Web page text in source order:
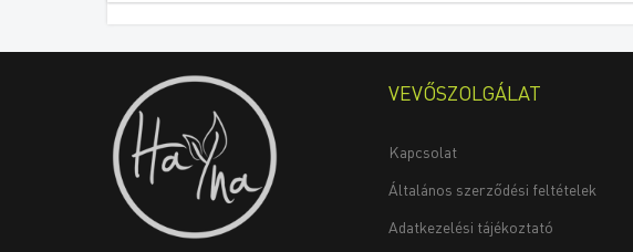
VEVŐSZOLGÁLAT
Kapcsolat
Általános szerződési feltételek
Adatkezelési tájékoztató